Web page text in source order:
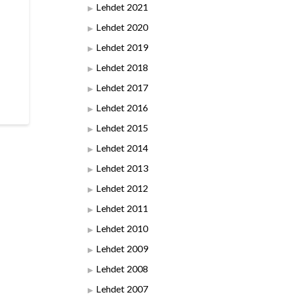
Lehdet 2021
Lehdet 2020
Lehdet 2019
Lehdet 2018
Lehdet 2017
Lehdet 2016
Lehdet 2015
Lehdet 2014
Lehdet 2013
Lehdet 2012
Lehdet 2011
Lehdet 2010
Lehdet 2009
Lehdet 2008
Lehdet 2007